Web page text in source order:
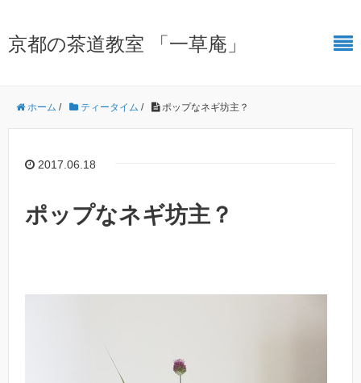
京都の茶道教室 「一草庵」
ホーム / ティータイム / ポップなネギ坊主？
2017.06.18
ポップなネギ坊主？